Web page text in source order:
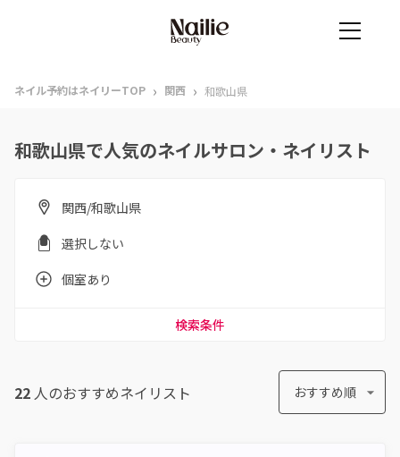
ネイル予約はネイリーTOP › 関西 › 和歌山県
和歌山県で人気のネイルサロン・ネイリスト
関西/和歌山県
選択しない
個室あり
検索条件
22 人のおすすめネイリスト おすすめ順